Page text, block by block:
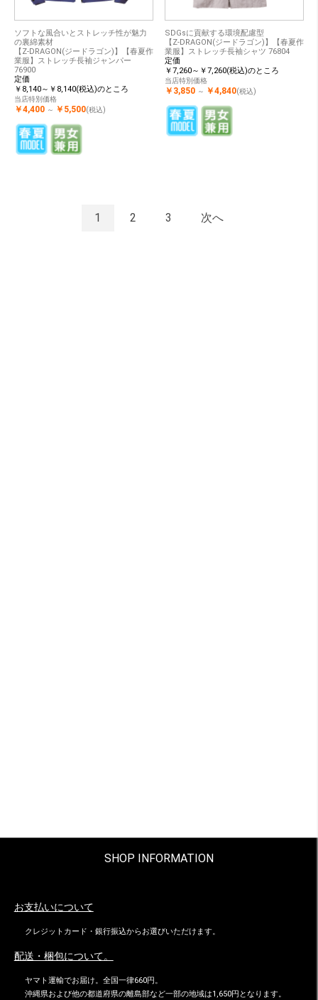
ソフトな風合いとストレッチ性が魅力
の裏綿素材
【Z-DRAGON(ジードラゴン)】【春夏作
業服】ストレッチ長袖ジャンパー
76900
定価
￥8,140～￥8,140(税込)のところ
当店特別価格
￥4,400 ～ ￥5,500(税込)
SDGsに貢献する環境配慮型
【Z-DRAGON(ジードラゴン)】【春夏作
業服】ストレッチ長袖シャツ 76804
定価
￥7,260～￥7,260(税込)のところ
当店特別価格
￥3,850 ～ ￥4,840(税込)
1 2 3 次へ
SHOP INFORMATION
お支払いについて
クレジットカード・銀行振込からお選びいただけます。
配送・梱包について。
ヤマト運輸でお届け。全国一律660円。
沖縄県および他の都道府県の離島部など一部の地域は1,650円となります。